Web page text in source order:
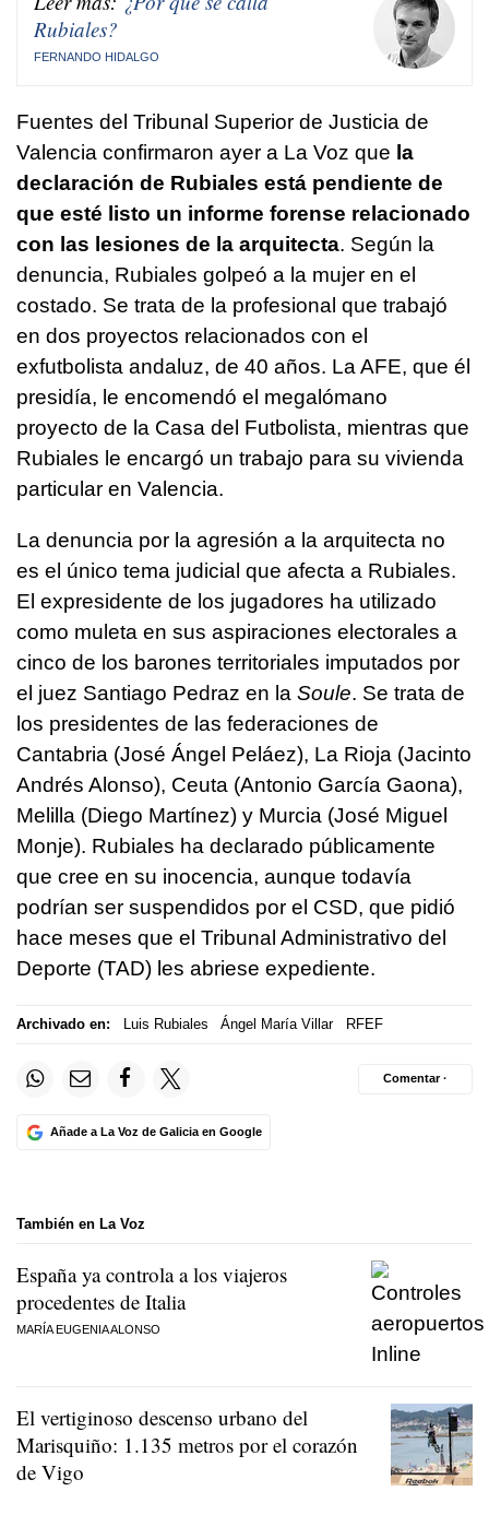
Rubiales?
FERNANDO HIDALGO
Fuentes del Tribunal Superior de Justicia de
Valencia confirmaron ayer a La Voz que la
declaración de Rubiales está pendiente de
que esté listo un informe forense relacionado
con las lesiones de la arquitecta. Según la
denuncia, Rubiales golpeó a la mujer en el
costado. Se trata de la profesional que trabajó
en dos proyectos relacionados con el
exfutbolista andaluz, de 40 años. La AFE, que él
presidía, le encomendó el megalómano
proyecto de la Casa del Futbolista, mientras que
Rubiales le encargó un trabajo para su vivienda
particular en Valencia.
La denuncia por la agresión a la arquitecta no
es el único tema judicial que afecta a Rubiales.
El expresidente de los jugadores ha utilizado
como muleta en sus aspiraciones electorales a
cinco de los barones territoriales imputados por
el juez Santiago Pedraz en la Soule. Se trata de
los presidentes de las federaciones de
Cantabria (José Ángel Peláez), La Rioja (Jacinto
Andrés Alonso), Ceuta (Antonio García Gaona),
Melilla (Diego Martínez) y Murcia (José Miguel
Monje). Rubiales ha declarado públicamente
que cree en su inocencia, aunque todavía
podrían ser suspendidos por el CSD, que pidió
hace meses que el Tribunal Administrativo del
Deporte (TAD) les abriese expediente.
Archivado en: Luis Rubiales Ángel María Villar RFEF
Añade a La Voz de Galicia en Google
Comentar ·
También en La Voz
España ya controla a los viajeros
procedentes de Italia
MARÍA EUGENIA ALONSO
El vertiginoso descenso urbano del
Marisquiño: 1.135 metros por el corazón
de Vigo